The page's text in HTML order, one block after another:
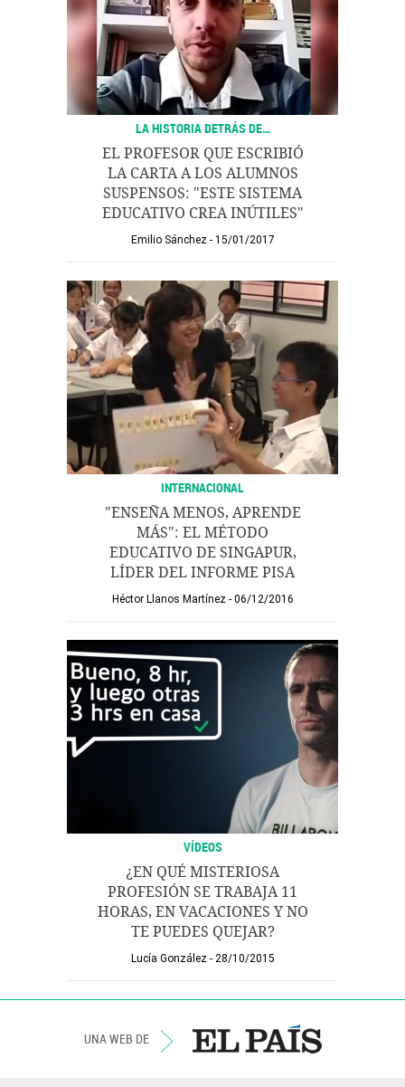
LA HISTORIA DETRÁS DE…
EL PROFESOR QUE ESCRIBIÓ
LA CARTA A LOS ALUMNOS
SUSPENSOS: "ESTE SISTEMA
EDUCATIVO CREA INÚTILES"
Emilio Sánchez 15/01/2017
INTERNACIONAL
"ENSEÑA MENOS, APRENDE
MÁS": EL MÉTODO
EDUCATIVO DE SINGAPUR,
LÍDER DEL INFORME PISA
Héctor Llanos Martínez 06/12/2016
VÍDEOS
¿EN QUÉ MISTERIOSA
PROFESIÓN SE TRABAJA 11
HORAS, EN VACACIONES Y NO
TE PUEDES QUEJAR?
Lucía González 28/10/2015
UNA WEB DE